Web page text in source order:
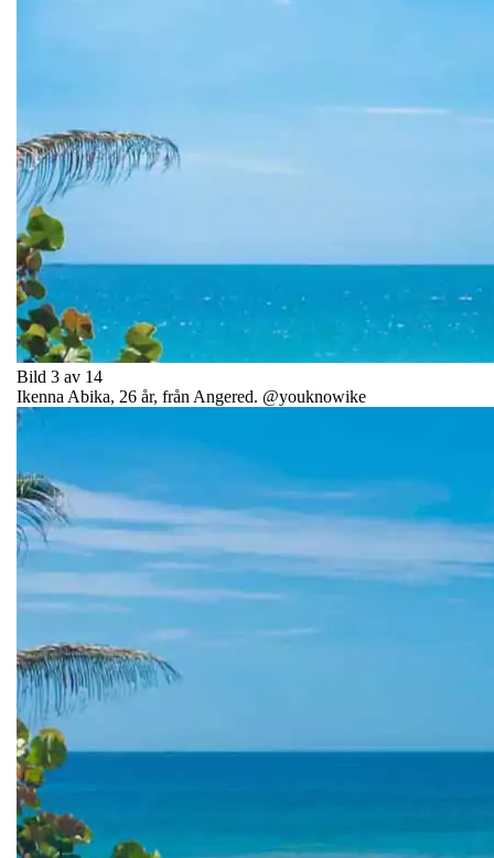
Bild 3 av 14
Ikenna Abika, 26 år, från Angered. @youknowike